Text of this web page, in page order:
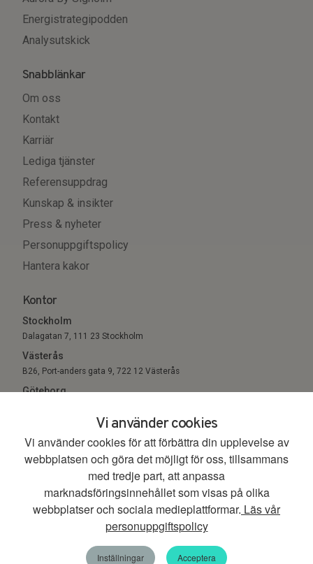
Vi använder cookies
Vi använder cookies för att förbättra din upplevelse av
webbplatsen och göra det möjligt för oss, tillsammans
med tredje part, att anpassa
marknadsföringsinnehållet som visas på olika
webbplatser och sociala medieplattformar. Läs vår
personuppgiftspolicy
Inställningar Acceptera
Energistrategipodden
Analysutskick
Snabblänkar
Om oss
Kontakt
Karriär
Lediga tjänster
Referensuppdrag
Kunskap & insikter
Press & nyheter
Personuppgiftspolicy
Hantera kakor
Kontor
Stockholm
Dalagatan 7, 111 23 Stockholm
Västerås
B26, Port-anders gata 9, 722 12 Västerås
Göteborg
© 2026. All Rights Reserved.